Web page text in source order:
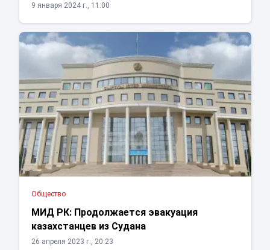
9 января 2024 г., 11:00
Общество
МИД РК: Продолжается эвакуация
казахстанцев из Судана
26 апреля 2023 г., 20:23